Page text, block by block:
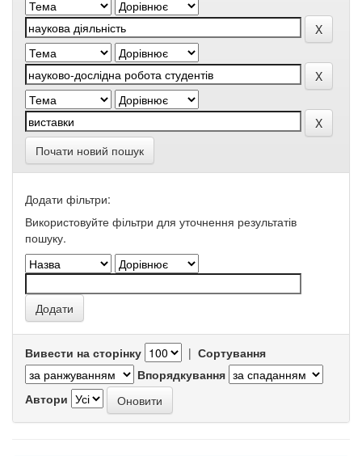
Почати новий пошук
Додати фільтри:
Використовуйте фільтри для уточнення результатів
пошуку.
Вивести на сторінку | Сортування
Впорядкування
Автори